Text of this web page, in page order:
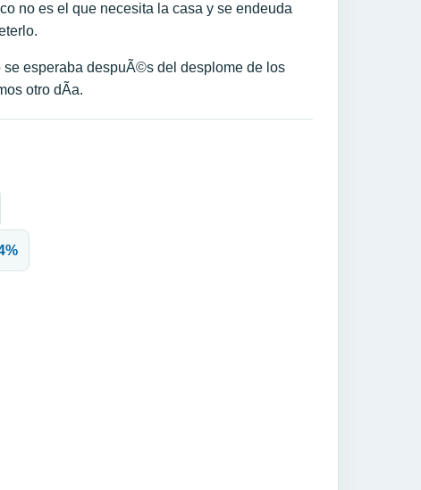
no es el que necesita la casa y se endeuda
se esperaba despuÃ©s del desplome de los
otro dÃ­a.